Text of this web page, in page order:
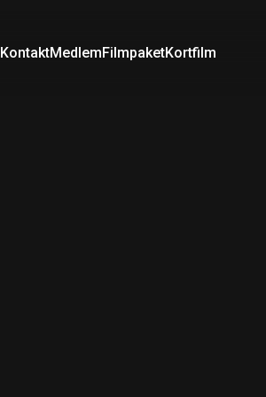
KontaktMedlemFilmpaketKortfilm